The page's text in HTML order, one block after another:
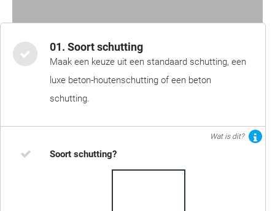
01. Soort schutting
Maak een keuze uit een standaard schutting, een
luxe beton-houtenschutting of een beton
schutting.
Wat is dit?
Soort schutting?